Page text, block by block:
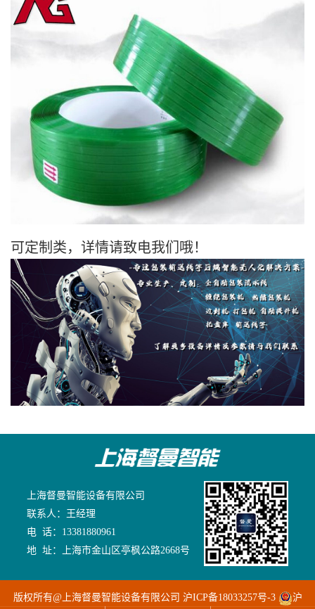
可定制类，详情请致电我们哦！
上海督曼智能设备有限公司
联系人：王经理
电 话：13381880961
地 址：上海市金山区亭枫公路2668号
版权所有@上海督曼智能设备有限公司 沪ICP备18033257号-3
沪